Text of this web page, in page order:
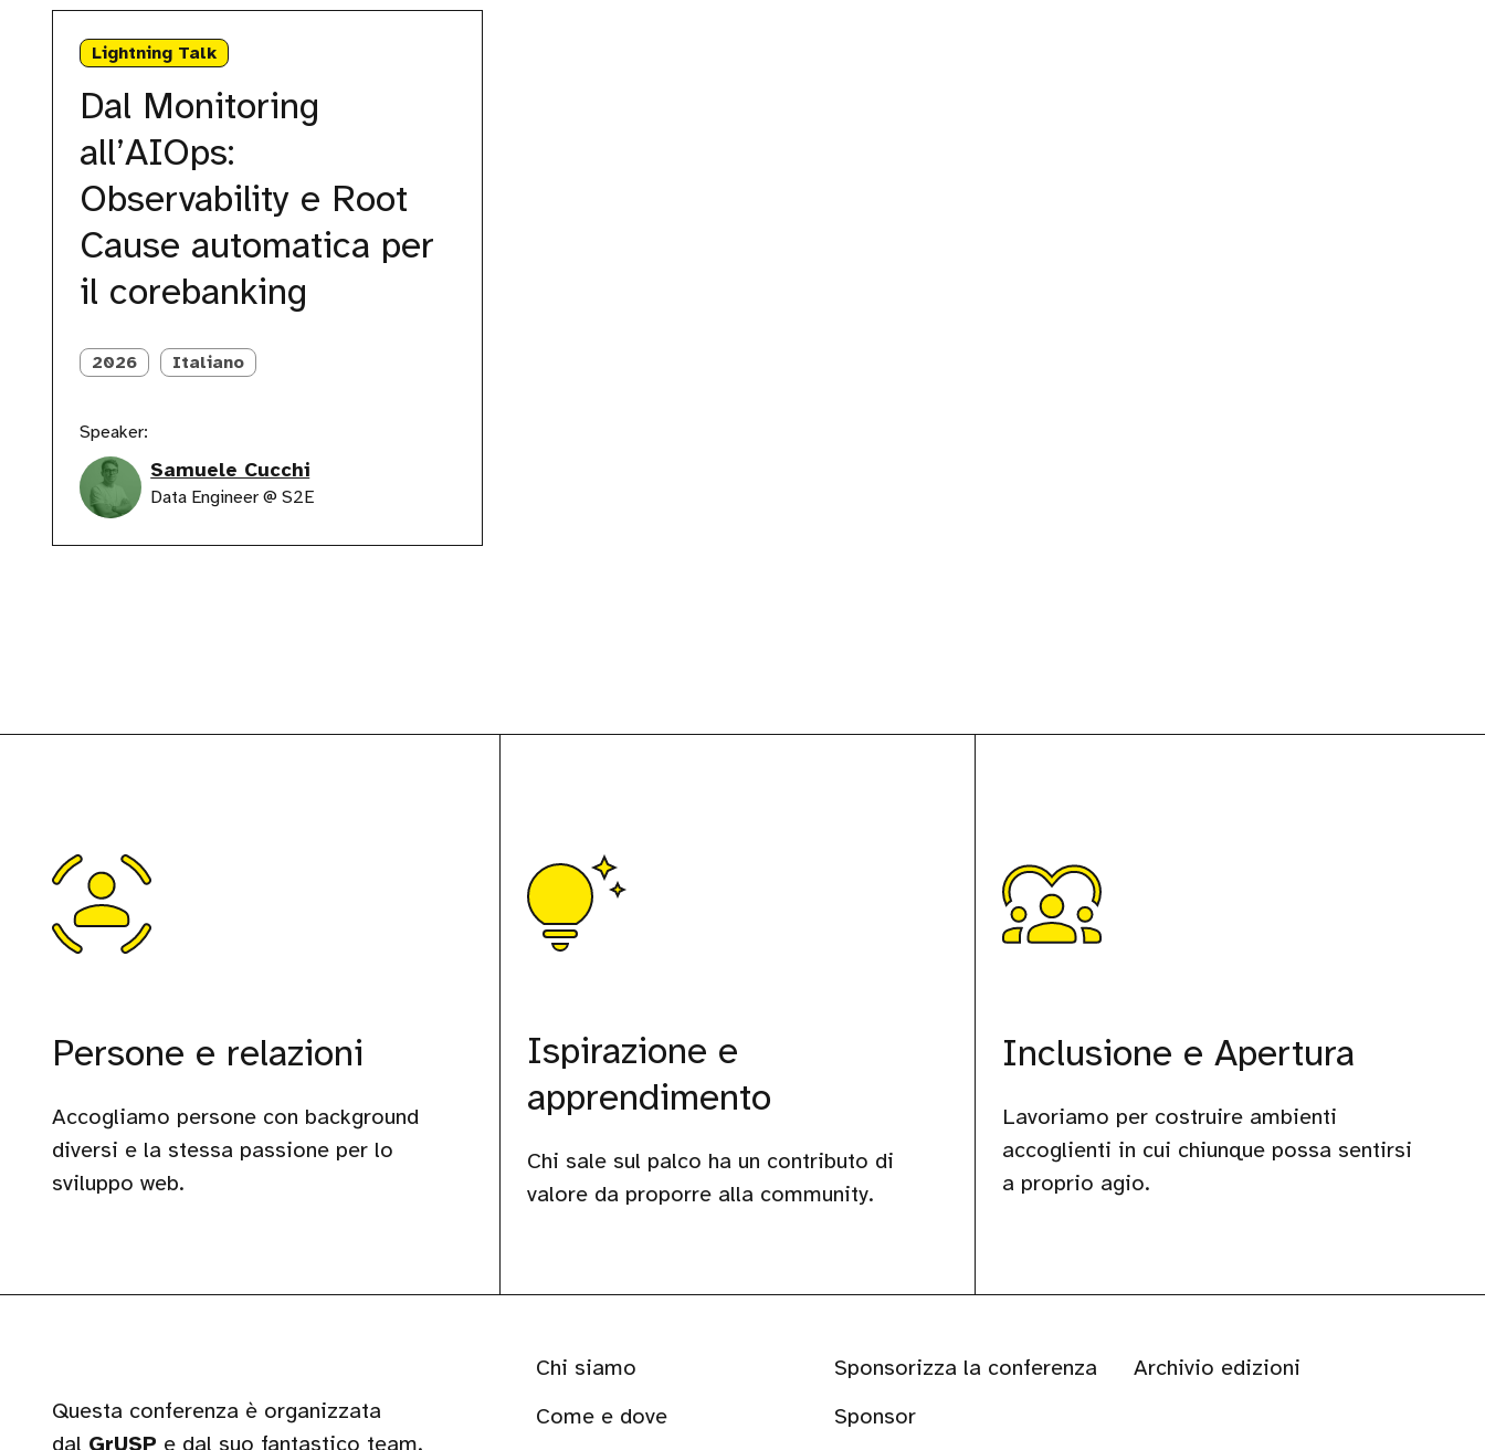
Lightning Talk
Dal Monitoring
all’AIOps:
Observability e Root
Cause automatica per
il corebanking
Monitoring
all’AIOps:
Observability
Cause
corebanking
2026 Italiano
Speaker:
Samuele Cucchi
Data Engineer @ S2E
Persone e relazioni
Accogliamo persone con background
diversi e la stessa passione per lo
sviluppo web.
Ispirazione e
apprendimento
Chi sale sul palco ha un contributo di
valore da proporre alla community.
Inclusione e Apertura
Lavoriamo per costruire ambienti
accoglienti in cui chiunque possa sentirsi
a proprio agio.
Questa conferenza è organizzata
dal GrUSP e dal suo fantastico team.
Chi siamo
Come e dove
Sponsorizza la conferenza
Sponsor
Archivio edizioni